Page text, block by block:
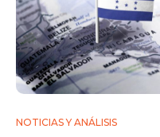
NOTICIAS Y ANÁLISIS